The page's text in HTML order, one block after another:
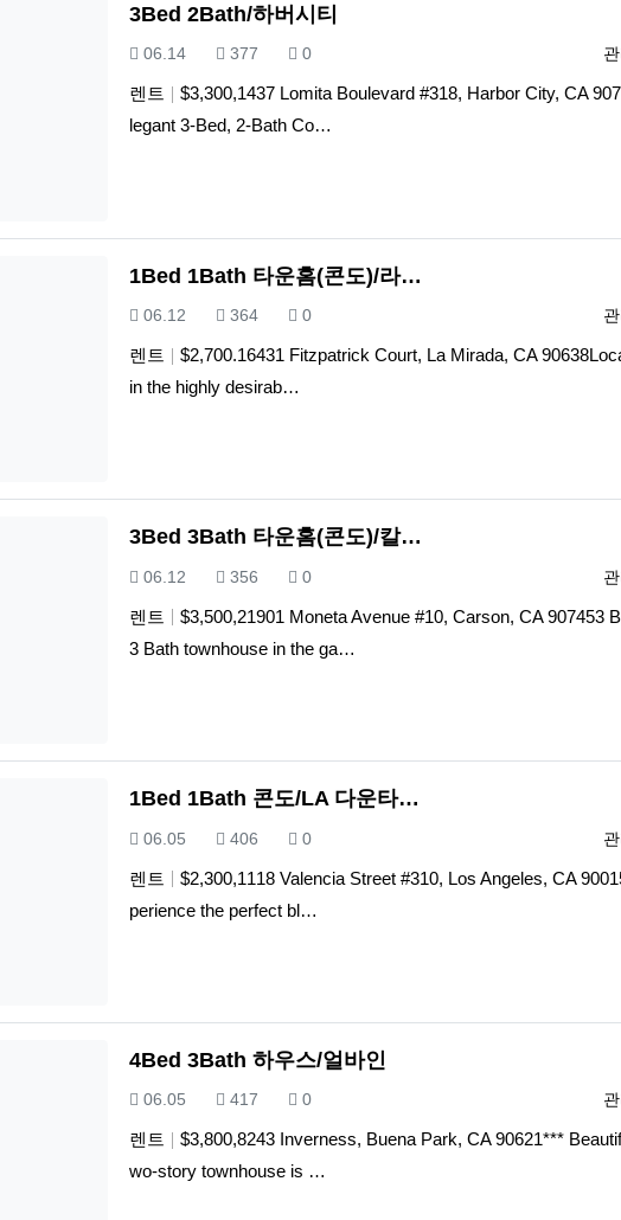
3Bed 2Bath/하버시티
등록일
06.14 조회
377 추천
0
렌트
$3,300,1437 Lomita Boulevard #318, Harbor City, CA
legant 3-Bed, 2-Bath Co…
1Bed 1Bath 타운홈(콘도)/라…
등록일
06.12 조회
364 추천
0
렌트
$2,700.16431 Fitzpatrick Court, La Mirada, CA
in the highly desirab…
3Bed 3Bath 타운홈(콘도)/칼…
등록일
06.12 조회
356 추천
0
렌트
$3,500,21901 Moneta Avenue #10, Carson, CA 907453
3 Bath townhouse in the ga…
1Bed 1Bath 콘도/LA 다운타…
등록일
06.05 조회
406 추천
0
렌트
$2,300,1118 Valencia Street #310, Los Angeles, CA
perience the perfect bl…
4Bed 3Bath 하우스/얼바인
등록일
06.05 조회
417 추천
0
렌트
$3,800,8243 Inverness, Buena Park, CA 90621***
wo-story townhouse is …